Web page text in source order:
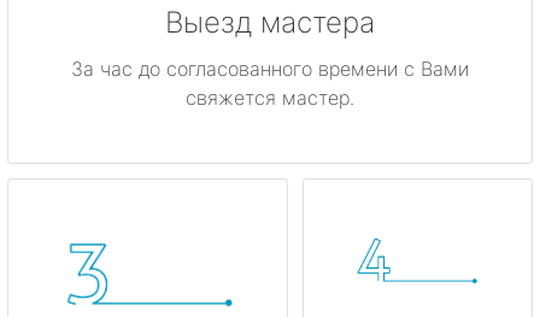
Выезд мастера
За час до согласованного времени с Вами
свяжется мастер.